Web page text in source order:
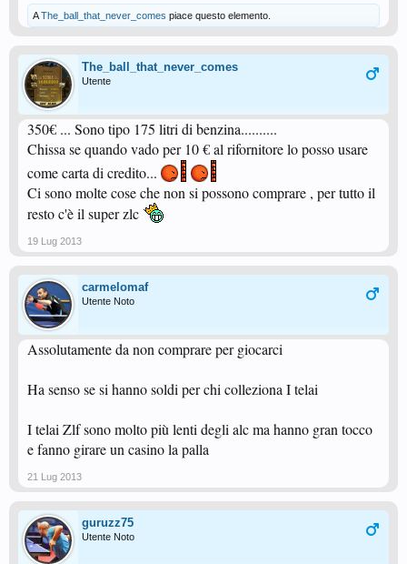
AThe_ball_that_never_comes piace questo elemento.
The_ball_that_never_comes
Utente
350€ ... Sono tipo 175 litri di benzina..........
Chissa se quando vado per 10 € al rifornitore lo posso usare
come carta di credito...
Ci sono molte cose che non si possono comprare , per tutto il
resto c'è il super zlc
19 Lug 2013
carmelomaf
Utente Noto
Assolutamente da non comprare per giocarci
Ha senso se si hanno soldi per chi colleziona I telai
I telai Zlf sono molto più lenti degli alc ma hanno gran tocco
e fanno girare un casino la palla
21 Lug 2013
guruzz75
Utente Noto